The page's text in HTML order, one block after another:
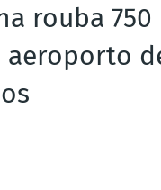
rouba 750
aeroporto